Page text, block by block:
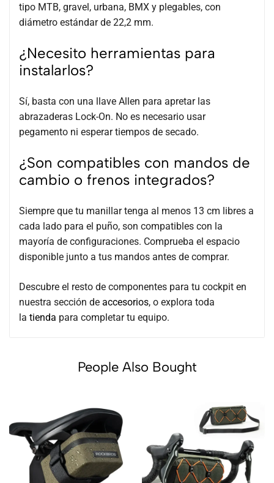
tipo MTB, gravel, urbana, BMX y plegables, con
diámetro estándar de 22,2 mm.
¿Necesito herramientas para
instalarlos?
Sí, basta con una llave Allen para apretar las
abrazaderas Lock-On. No es necesario usar
pegamento ni esperar tiempos de secado.
¿Son compatibles con mandos de
cambio o frenos integrados?
Siempre que tu manillar tenga al menos 13 cm libres a
cada lado para el puño, son compatibles con la
mayoría de configuraciones. Comprueba el espacio
disponible junto a tus mandos antes de comprar.
Descubre el resto de componentes para tu cockpit en
nuestra sección de accesorios, o explora toda
la tienda para completar tu equipo.
People Also Bought